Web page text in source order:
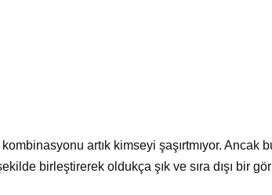
artık kimseyi şaşırtmıyor. Ancak
birleştirerek oldukça şık ve sıra dışı bir